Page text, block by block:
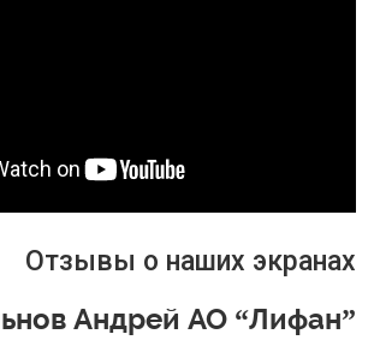
Отзывы о наших экранах
Андрей АО “Лифан”